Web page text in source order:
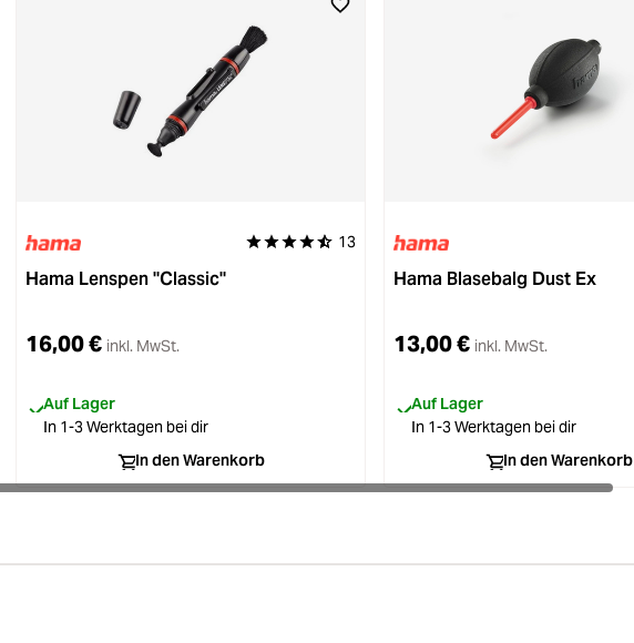
Durchschnittliche Bewertung von 4.8 von 5 Sternen
13
Hama Lenspen "Classic"
16,00 € inkl. MwSt.
Auf Lager
In 1-3 Werktagen bei dir
In den Warenkorb
Hama Blasebalg Dust Ex
13,00 € inkl. MwSt.
Auf Lager
In 1-3 Werktagen bei dir
In den Warenkorb